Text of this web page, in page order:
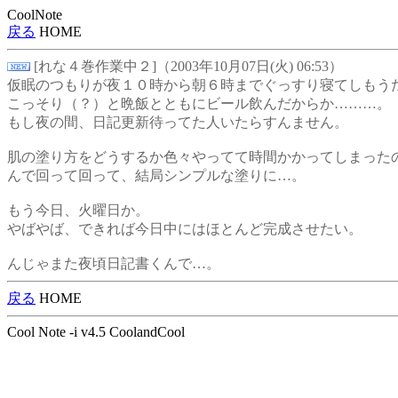
CoolNote
戻る HOME
[れな４巻作業中２]（2003年10月07日(火) 06:53）
仮眠のつもりが夜１０時から朝６時までぐっすり寝てしもう
こっそり（？）と晩飯とともにビール飲んだからか………。
もし夜の間、日記更新待ってた人いたらすんません。
肌の塗り方をどうするか色々やってて時間かかってしまった
んで回って回って、結局シンプルな塗りに…。
もう今日、火曜日か。
やばやば、できれば今日中にはほとんど完成させたい。
んじゃまた夜頃日記書くんで…。
戻る HOME
Cool Note -i v4.5 CoolandCool